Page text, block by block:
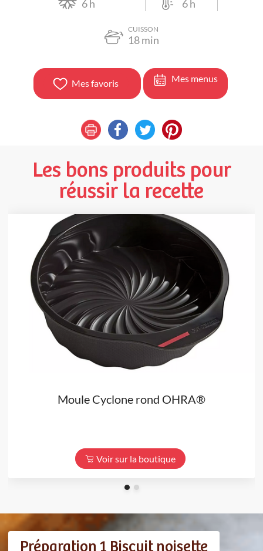
6h 6h
CUISSON
18min
Mes favoris Mes menus
Les bons produits pour
réussir la recette
Moule Cyclone rond OHRA®
Voir sur la boutique
Préparation 1 Biscuit noisette